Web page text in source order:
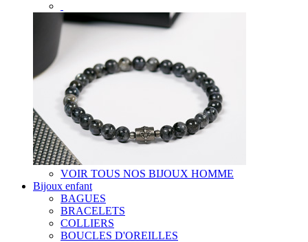
VOIR TOUS NOS BIJOUX HOMME
Bijoux enfant
BAGUES
BRACELETS
COLLIERS
BOUCLES D'OREILLES